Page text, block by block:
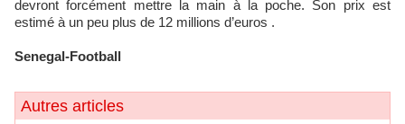
devront forcément mettre la main à la poche. Son prix est
estimé à un peu plus de 12 millions d’euros .
Senegal-Football
Autres articles